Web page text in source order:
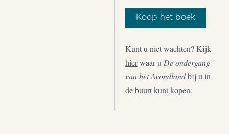
Koop het boek
Kunt u niet wachten? Kijk
hierwaar u De ondergang
van het Avondlandbij u in
de buurt kunt kopen.